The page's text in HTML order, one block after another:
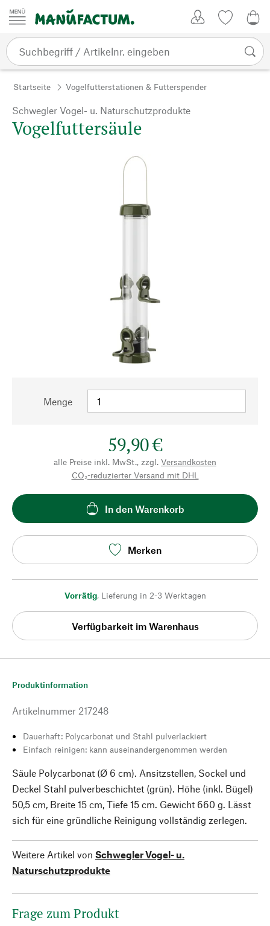
Zum Inhalt springen
Startseite Vogelfutterstationen & Futterspender
Schwegler Vogel- u. Naturschutzprodukte
Vogelfuttersäule
Menge
59,90 €
alle Preise inkl. MwSt., zzgl. Versandkosten
CO₂-reduzierter Versand mit DHL
In den Warenkorb
Merken
Vorrätig, Lieferung in 2-3 Werktagen
Verfügbarkeit im Warenhaus
Produktinformation
Artikelnummer 217248
Dauerhaft: Polycarbonat und Stahl pulverlackiert
Einfach reinigen: kann auseinandergenommen werden
Säule Polycarbonat (Ø 6 cm). Ansitzstellen, Sockel und
Deckel Stahl pulverbeschichtet (grün). Höhe (inkl. Bügel)
50,5 cm, Breite 15 cm, Tiefe 15 cm. Gewicht 660 g. Lässt
sich für eine gründliche Reinigung vollständig zerlegen.
Weitere Artikel von Schwegler Vogel- u.
Naturschutzprodukte
Frage zum Produkt